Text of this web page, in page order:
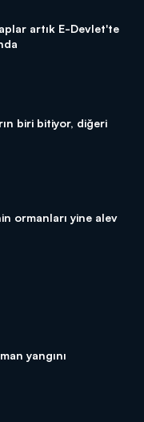
artık E-Devlet'te
biri bitiyor, diğeri
ormanları yine alev
yangını